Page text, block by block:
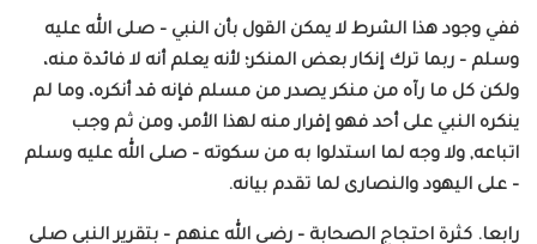
ففي وجود هذا الشرط لا يمكن القول بأن النبي – صلى الله عليه
وسلم – ربما ترك إنكار بعض المنكر؛ لأنه يعلم أنه لا فائدة منه،
ولكن كل ما رآه من منكر يصدر من مسلم فإنه قد أنكره، وما لم
ينكره النبي على أحد فهو إقرار منه لهذا الأمر، ومن ثم وجب
اتباعه, ولا وجه لما استدلوا به من سكوته – صلى الله عليه وسلم
– على اليهود والنصارى لما تقدم بيانه.
رابعا. كثرة احتجاج الصحابة – رضي الله عنهم – بتقرير النبي صلى